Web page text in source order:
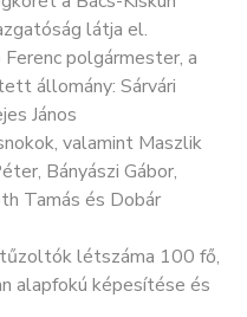
látja el.
polgármester, a
állomány: Sárvári
János
valamint Maszlik
Bányászi Gábor,
Tamás és Dobár
létszáma 100 fő,
alapfokú képesítése és